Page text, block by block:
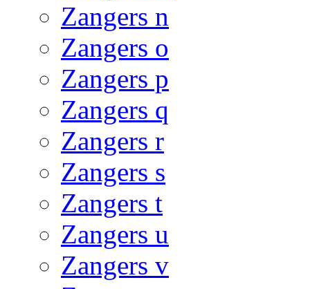
Zangers n
Zangers o
Zangers p
Zangers q
Zangers r
Zangers s
Zangers t
Zangers u
Zangers v